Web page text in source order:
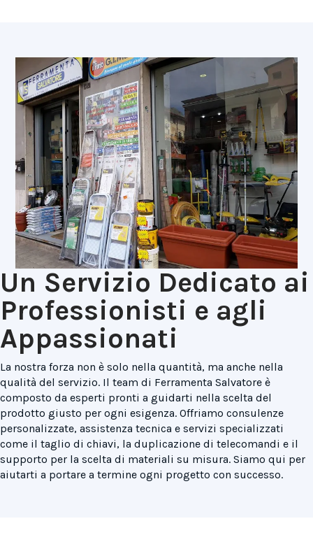
Un Servizio Dedicato ai
Professionisti e agli
Appassionati
La nostra forza non è solo nella quantità, ma anche nella
qualità del servizio. Il team di Ferramenta Salvatore è
composto da esperti pronti a guidarti nella scelta del
prodotto giusto per ogni esigenza. Offriamo consulenze
personalizzate, assistenza tecnica e servizi specializzati
come il taglio di chiavi, la duplicazione di telecomandi e il
supporto per la scelta di materiali su misura. Siamo qui per
aiutarti a portare a termine ogni progetto con successo.